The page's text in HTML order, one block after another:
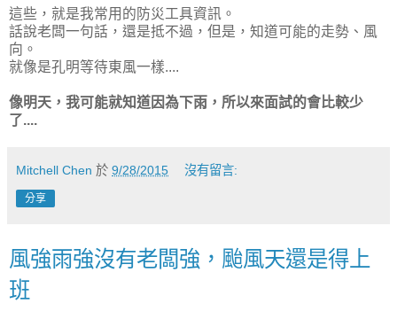
這些，就是我常用的防災工具資訊。
話說老闆一句話，還是抵不過，但是，知道可能的走勢、風
向。
就像是孔明等待東風一樣....
像明天，我可能就知道因為下雨，所以來面試的會比較少
了....
Mitchell Chen 於 9/28/2015 沒有留言:
分享
風強雨強沒有老闆強，颱風天還是得上
班